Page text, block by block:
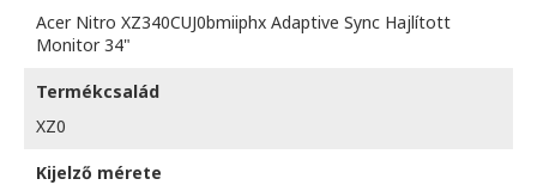
Acer Nitro XZ340CUJ0bmiiphx Adaptive Sync Hajlított
Monitor 34"
Termékcsalád
XZ0
Kijelző mérete